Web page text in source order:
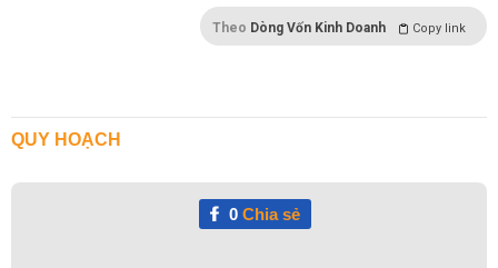
Theo Dòng Vốn Kinh Doanh Copy link
QUY HOẠCH
0Chia sẻ